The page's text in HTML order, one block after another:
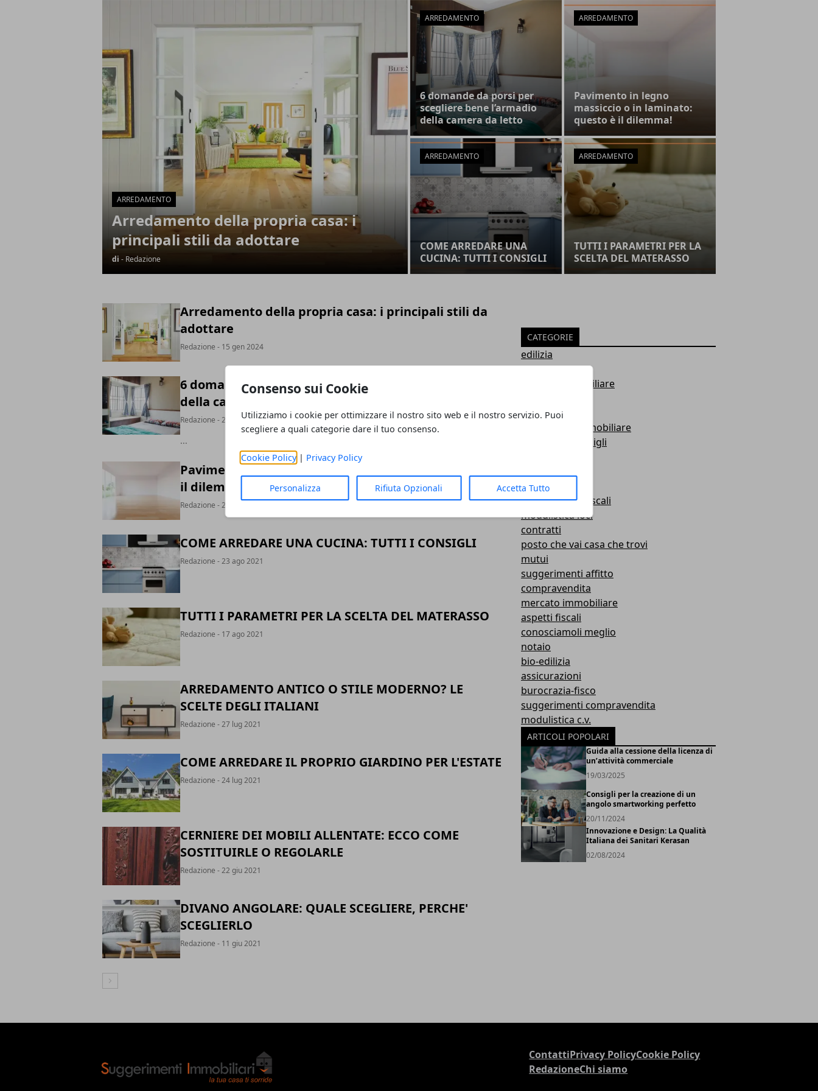
Consenso sui Cookie
Utilizziamo i cookie per ottimizzare il nostro sito web e il nostro servizio. Puoi
scegliere a quali categorie dare il tuo consenso.
Cookie Policy| Privacy Policy
Personalizza Rifiuta Opzionali Accetta Tutto
ARREDAMENTO
Arredamento della propria casa: i
principali stili da adottare
di - Redazione
ARREDAMENTO
6 domande da porsi per
scegliere bene l’armadio
della camera da letto
ARREDAMENTO
Pavimento in legno
massiccio o in laminato:
questo è il dilemma!
ARREDAMENTO
COME ARREDARE UNA
CUCINA: TUTTI I CONSIGLI
ARREDAMENTO
TUTTI I PARAMETRI PER LA
SCELTA DEL MATERASSO
Arredamento della propria casa: i principali stili da
adottare
Redazione - 15 gen 2024
6 domande da porsi per scegliere bene l’armadio
della camera da letto
Redazione - 25 set 2023
...
Pavimento in legno massiccio o in laminato: questo è
il dilemma!
Redazione - 24 gen 2022
COME ARREDARE UNA CUCINA: TUTTI I CONSIGLI
Redazione - 23 ago 2021
TUTTI I PARAMETRI PER LA SCELTA DEL MATERASSO
Redazione - 17 ago 2021
ARREDAMENTO ANTICO O STILE MODERNO? LE
SCELTE DEGLI ITALIANI
Redazione - 27 lug 2021
COME ARREDARE IL PROPRIO GIARDINO PER L'ESTATE
Redazione - 24 lug 2021
CERNIERE DEI MOBILI ALLENTATE: ECCO COME
SOSTITUIRLE O REGOLARLE
Redazione - 22 giu 2021
DIVANO ANGOLARE: QUALE SCEGLIERE, PERCHE'
SCEGLIERLO
Redazione - 11 giu 2021
Articolo Successivo
CATEGORIE
edilizia
Uncategorized
agenzia immobiliare
ristrutturazioni
consulenza immobiliare
curiosità e consigli
condominio
adempimenti fiscali
modulistica loc.
contratti
posto che vai casa che trovi
mutui
suggerimenti affitto
compravendita
mercato immobiliare
aspetti fiscali
conosciamoli meglio
notaio
bio-edilizia
assicurazioni
burocrazia-fisco
suggerimenti compravendita
modulistica c.v.
ARTICOLI POPOLARI
Guida alla cessione della licenza di
un’attività commerciale
19/03/2025
Consigli per la creazione di un
angolo smartworking perfetto
20/11/2024
Innovazione e Design: La Qualità
Italiana dei Sanitari Kerasan
02/08/2024
ContattiPrivacy PolicyCookie Policy
RedazioneChi siamo